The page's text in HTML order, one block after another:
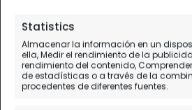
Statistics
Almacenar la información en un
ella, Medir el rendimiento de la
rendimiento del contenido,
de estadísticas o a través de la
procedentes de diferentes fuentes.
Descuento
Código 20€
La promoción se aplica